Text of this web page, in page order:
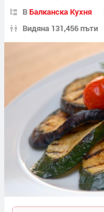
ВБалканска Кухня
Видяна 131,456 пъти